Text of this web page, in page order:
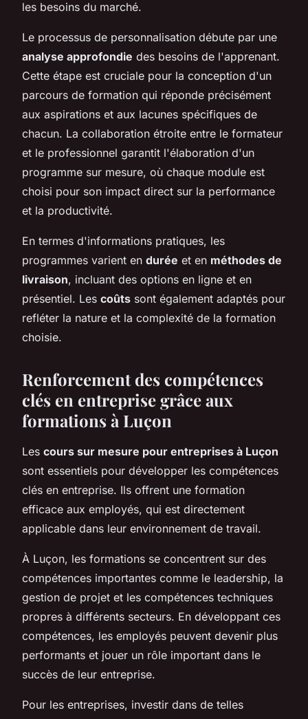
les besoins du marché.
Le processus de personnalisation débute par une
analyse approfondie des besoins de l'apprenant.
Cette étape est cruciale pour la conception d'un
parcours de formation qui réponde précisément
aux aspirations et aux lacunes spécifiques de
chacun. La collaboration étroite entre le formateur
et le professionnel garantit l'élaboration d'un
programme sur mesure, où chaque module est
choisi pour son impact direct sur la performance
et la productivité.
En termes d'informations pratiques, les
programmes varient en durée et en méthodes de
livraison, incluant des options en ligne et en
présentiel. Les coûts sont également adaptés pour
refléter la nature et la complexité de la formation
choisie.
Renforcement des compétences
clés en entreprise grâce aux
formations à Luçon
Les cours sur mesure pour entreprises à Luçon
sont essentiels pour développer les compétences
clés en entreprise. Ils offrent une formation
efficace aux employés, qui est directement
applicable dans leur environnement de travail.
À Luçon, les formations se concentrent sur des
compétences importantes comme le leadership, la
gestion de projet et les compétences techniques
propres à différents secteurs. En développant ces
compétences, les employés peuvent devenir plus
performants et jouer un rôle important dans le
succès de leur entreprise.
Pour les entreprises, investir dans de telles